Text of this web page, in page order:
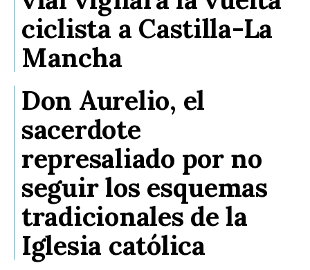
ciclista a Castilla-La
Mancha
Don Aurelio, el
sacerdote
represaliado por no
seguir los esquemas
tradicionales de la
Iglesia católica